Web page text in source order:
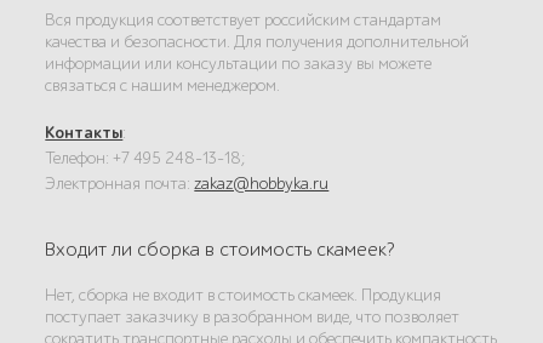
Вся продукция соответствует российским стандартам
качества и безопасности. Для получения дополнительной
информации или консультации по заказу вы можете
связаться с нашим менеджером.
Контакты:
Телефон: +7 495 248-13-18;
Электронная почта:zakaz@hobbyka.ru
Входит ли сборка в стоимость скамеек?
Нет, сборка не входит в стоимость скамеек. Продукция
поступает заказчику в разобранном виде, что позволяет
сократить транспортные расходы и обеспечить компактность